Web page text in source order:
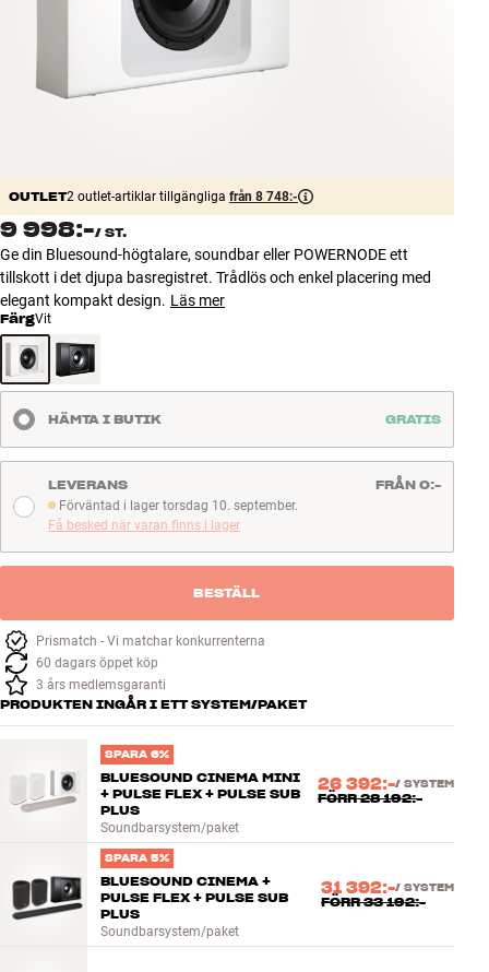
INSPIRATION
ERBJUDANDEN
Hitta Butik
Kundtjänst
Logga in
Kundtjänst
Bygg med ljud
Företag
OUTLET2 outlet-artiklar tillgängliga från 8 748:-
9 998:-/ ST.
Ge din Bluesound-högtalare, soundbar eller POWERNODE ett
tillskott i det djupa basregistret. Trådlös och enkel placering med
elegant kompakt design. Läs mer
FärgVit
HÄMTA I BUTIK GRATIS
Förväntad i lager torsdag 10. september.
Förväntad i lager torsdag 10. september.
Få besked när varan finns i lager
LEVERANS FRÅN 0:-
BESTÄLL
Prismatch - Vi matchar konkurrenterna
60 dagars öppet köp
3 års medlemsgaranti
PRODUKTEN INGÅR I ETT SYSTEM/PAKET
SPARA 6%
BLUESOUND CINEMA MINI
+ PULSE FLEX + PULSE SUB
PLUS
Soundbarsystem/paket
26 392:-/ SYSTEM
FÖRR28 192:-
SPARA 5%
BLUESOUND CINEMA +
PULSE FLEX + PULSE SUB
PLUS
Soundbarsystem/paket
31 392:-/ SYSTEM
FÖRR33 192:-